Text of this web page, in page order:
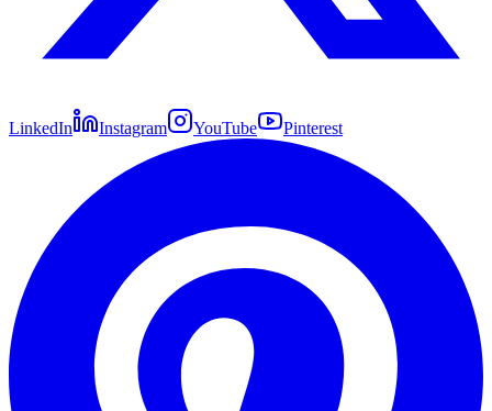
LinkedIn Instagram YouTube Pinterest